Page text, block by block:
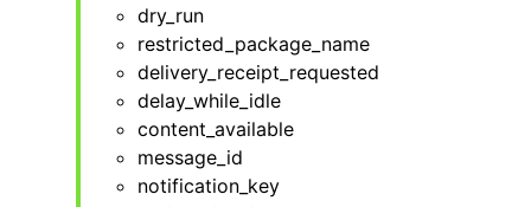
dry_run
restricted_package_name
delivery_receipt_requested
delay_while_idle
content_available
message_id
notification_key